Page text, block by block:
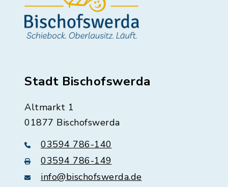
Stadt Bischofswerda
Altmarkt 1
01877 Bischofswerda
03594 786-140
03594 786-149
info@bischofswerda.de